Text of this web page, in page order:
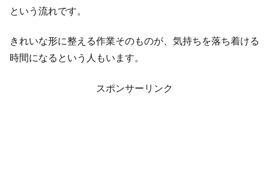
という流れです。
きれいな形に整える作業そのものが、気持ちを落ち着ける
時間になるという人もいます。
スポンサーリンク